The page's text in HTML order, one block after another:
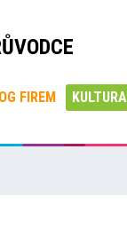
FIREM KULTURA